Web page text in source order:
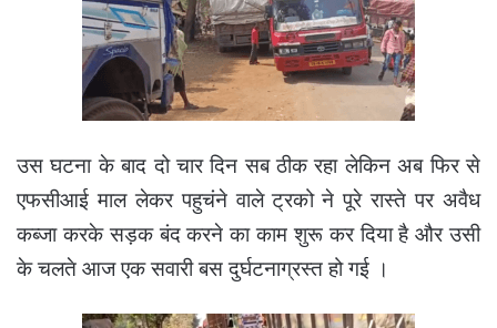
उस घटना के बाद दो चार दिन सब ठीक रहा लेकिन अब फिर से
एफसीआई माल लेकर पहुचंने वाले ट्रको ने पूरे रास्ते पर अवैध
कब्जा करके सड़क बंद करने का काम शुरू कर दिया है और उसी
के चलते आज एक सवारी बस दुर्घटनाग्रस्त हो गई ।